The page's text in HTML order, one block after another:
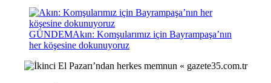
GÜNDEMAkın: Komşularımız için Bayrampaşa’nın
her köşesine dokunuyoruz